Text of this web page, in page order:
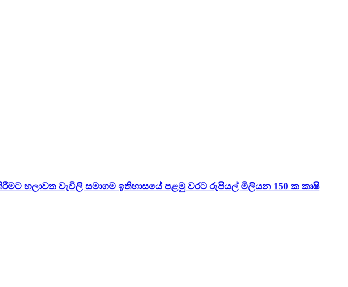
හලාවත වැවිලි සමාගම ඉතිහාසයේ පළමු වරට රුපියල් මිලියන 150 ක කෘෂි